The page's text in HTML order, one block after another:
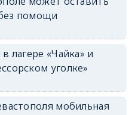
помощи
лагере «Чайка» и
уголке»
мобильная